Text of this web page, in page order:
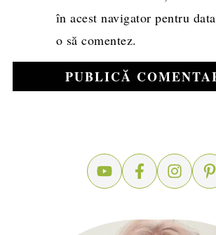
în acest navigator pentru
o să comentez.